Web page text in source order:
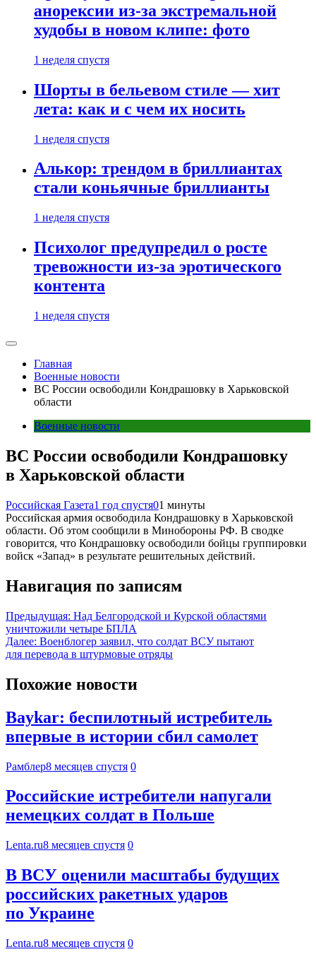
анорексии из-за экстремальной
худобы в новом клипе: фото
1 неделя спустя
Шорты в бельевом стиле — хит
лета: как и с чем их носить
1 неделя спустя
Алькор: трендом в бриллиантах
стали коньячные бриллианты
1 неделя спустя
Психолог предупредил о росте
тревожности из-за эротического
контента
1 неделя спустя
Главная
Военные новости
ВС России освободили Кондрашовку в Харьковской
области
Военные новости
ВС России освободили Кондрашовку
в Харьковской области
Российская Газета1 год спустя01 минуты
Российская армия освободила Кондрашовку в Харьковской
области. Об этом сообщили в Минобороны РФ. В сводке
говорится, что Кондрашовку освободили бойцы группировки
войск «Запад» в результате решительных действий.
Навигация по записям
Предыдущая: Над Белгородской и Курской областями
уничтожили четыре БПЛА
Далее: Военблогер заявил, что солдат ВСУ пытают
для перевода в штурмовые отряды
Похожие новости
Baykar: беспилотный истребитель
впервые в истории сбил самолет
Рамблер8 месяцев спустя 0
Российские истребители напугали
немецких солдат в Польше
Lenta.ru8 месяцев спустя 0
В ВСУ оценили масштабы будущих
российских ракетных ударов
по Украине
Lenta.ru8 месяцев спустя 0